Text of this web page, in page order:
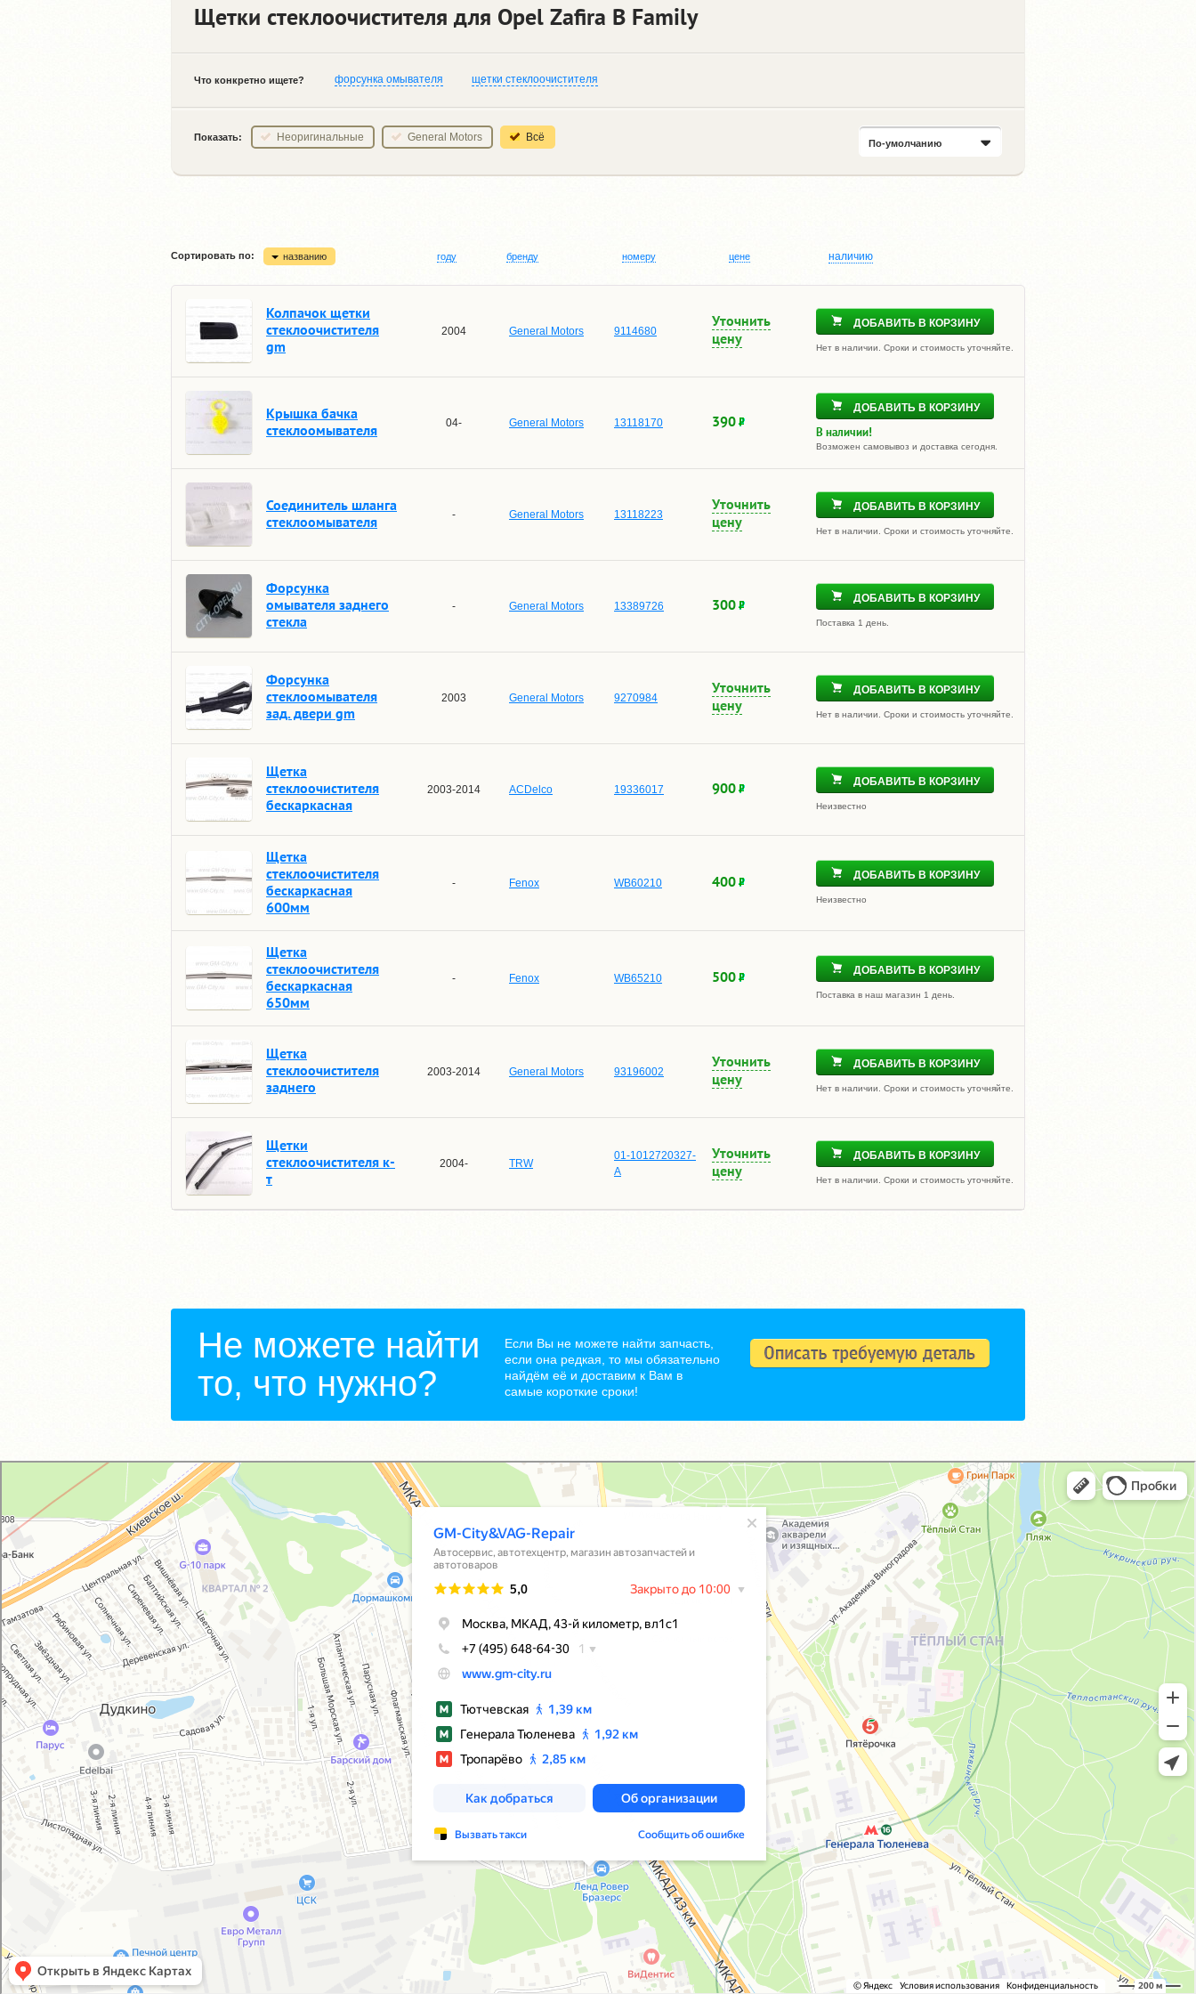
Щетки стеклоочистителя для Opel Zafira B Family
Что конкретно ищете? форсунка омывателя щетки стеклоочистителя
Показать: Неоригинальные General Motors Всё По-умолчанию
Сортировать по: названию году бренду номеру цене наличию
Колпачок щетки
стеклоочистителя
gm
2004 General Motors 9114680
Уточнить
цену
ДОБАВИТЬ В КОРЗИНУ
Нет в наличии. Сроки и стоимость уточняйте.
Крышка бачка
стеклоомывателя
04- General Motors 13118170 390
ДОБАВИТЬ В КОРЗИНУ
В наличии!
Возможен самовывоз и доставка сегодня.
Соединитель шланга
стеклоомывателя
- General Motors 13118223
Уточнить
цену
ДОБАВИТЬ В КОРЗИНУ
Нет в наличии. Сроки и стоимость уточняйте.
Форсунка
омывателя заднего
стекла
- General Motors 13389726 300 ДОБАВИТЬ В КОРЗИНУ
Поставка 1 день.
Форсунка
стеклоомывателя
зад. двери gm
2003 General Motors 9270984
Уточнить
цену
ДОБАВИТЬ В КОРЗИНУ
Нет в наличии. Сроки и стоимость уточняйте.
Щетка
стеклоочистителя
бескаркасная
2003-2014 ACDelco 19336017 900 ДОБАВИТЬ В КОРЗИНУ
Неизвестно
Щетка
стеклоочистителя
бескаркасная
600мм
- Fenox WB60210 400 ДОБАВИТЬ В КОРЗИНУ
Неизвестно
Щетка
стеклоочистителя
бескаркасная
650мм
- Fenox WB65210 500 ДОБАВИТЬ В КОРЗИНУ
Поставка в наш магазин 1 день.
Щетка
стеклоочистителя
заднего
2003-2014 General Motors 93196002
Уточнить
цену
ДОБАВИТЬ В КОРЗИНУ
Нет в наличии. Сроки и стоимость уточняйте.
Щетки
стеклоочистителя к-
т
2004- TRW
01-1012720327-
A
Уточнить
цену
ДОБАВИТЬ В КОРЗИНУ
Нет в наличии. Сроки и стоимость уточняйте.
Не можете найти
то, что нужно?
Если Вы не можете найти запчасть,
если она редкая, то мы обязательно
найдём её и доставим к Вам в
самые короткие сроки!
GM-City&VAG-Repair
Автосервис, автотехцентр в Москве
Магазин автозапчастей и автотоваров в Москве